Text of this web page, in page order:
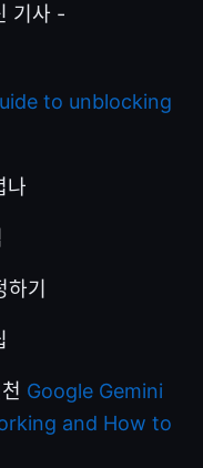
기사 -
to unblocking
나
기
Google Gemini
and How to